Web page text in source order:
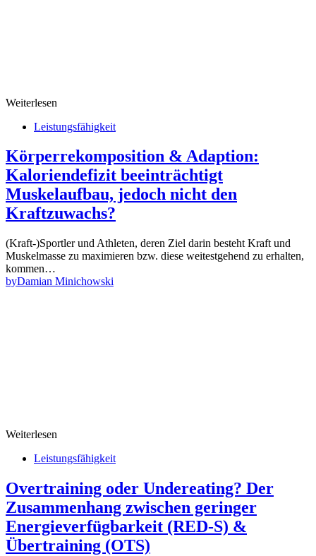
Weiterlesen
Leistungsfähigkeit
Körperrekomposition & Adaption:
Kaloriendefizit beeinträchtigt
Muskelaufbau, jedoch nicht den
Kraftzuwachs?
(Kraft-)Sportler und Athleten, deren Ziel darin besteht Kraft und
Muskelmasse zu maximieren bzw. diese weitestgehend zu erhalten,
kommen…
byDamian Minichowski
Weiterlesen
Leistungsfähigkeit
Overtraining oder Undereating? Der
Zusammenhang zwischen geringer
Energieverfügbarkeit (RED-S) &
Übertraining (OTS)